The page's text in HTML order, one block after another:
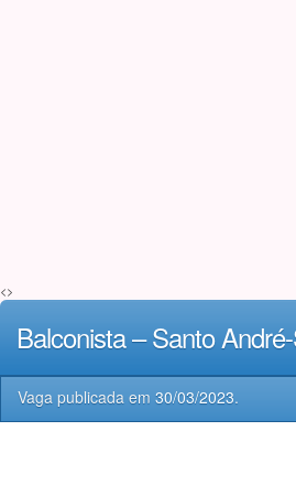
<>
Balconista – Santo
Vaga publicada em 30/03/2023.